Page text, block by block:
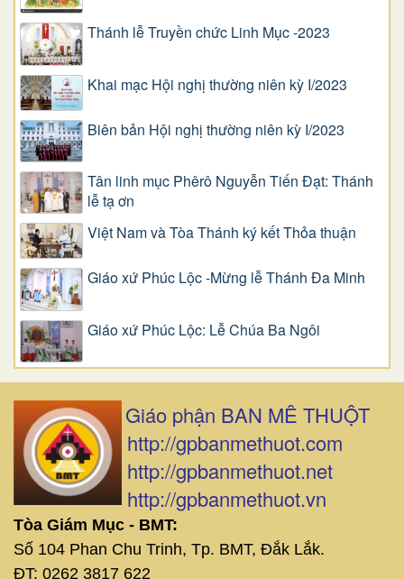
Thánh lễ Truyền chức Linh Mục -2023
Khai mạc Hội nghị thường niên kỳ I/2023
Biên bản Hội nghị thường niên kỳ I/2023
Tân linh mục Phêrô Nguyễn Tiến Đạt: Thánh
lễ tạ ơn
Việt Nam và Tòa Thánh ký kết Thỏa thuận
Giáo xứ Phúc Lộc -Mừng lễ Thánh Đa Minh
Giáo xứ Phúc Lộc: Lễ Chúa Ba Ngôi
Giáo phận BAN MÊ THUỘT
http://gpbanmethuot.com
http://gpbanmethuot.net
http://gpbanmethuot.vn
Tòa Giám Mục - BMT:
Số 104 Phan Chu Trinh, Tp. BMT, Đắk Lắk.
ĐT: 0262 3817 622